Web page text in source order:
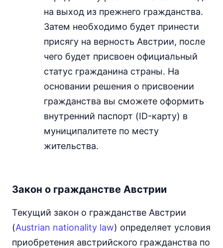
на выход из прежнего гражданства.
Затем необходимо будет принести
присягу на верность Австрии, после
чего будет присвоен официальный
статус гражданина страны. На
основании решения о присвоении
гражданства вы сможете оформить
внутренний паспорт (ID-карту) в
муниципалитете по месту
жительства.
Закон о гражданстве Австрии
Текущий закон о гражданстве Австрии
(Austrian nationality law) определяет условия
приобретения австрийского гражданства по